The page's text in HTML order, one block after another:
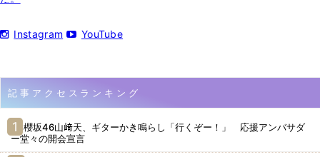
Instagram YouTube
記事アクセスランキング
櫻坂46山﨑天、ギターかき鳴らし「行くぞー！」 応援アンバサダ
ー堂々の開会宣言